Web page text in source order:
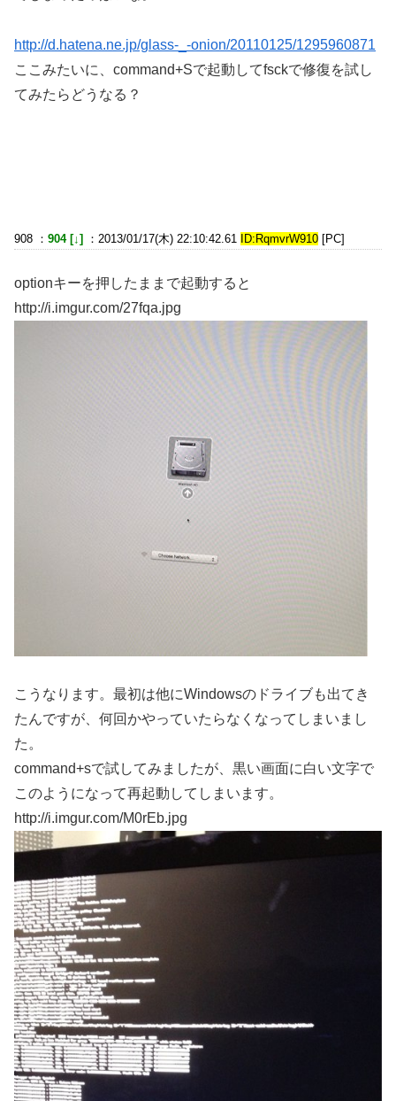
http://d.hatena.ne.jp/glass-_-onion/20110125/1295960871
ここみたいに、command+Sで起動してfsckで修復を試し
てみたらどうなる？
908 ： 904 [↓] ：2013/01/17(木) 22:10:42.61 ID:RqmvrW910 [PC]
optionキーを押したままで起動すると
http://i.imgur.com/27fqa.jpg
こうなります。最初は他にWindowsのドライブも出てき
たんですが、何回かやっていたらなくなってしまいまし
た。
command+sで試してみましたが、黒い画面に白い文字で
このようになって再起動してしまいます。
http://i.imgur.com/M0rEb.jpg